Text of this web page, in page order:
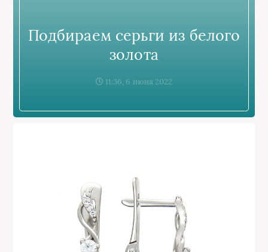
Подбираем серьги из белого
золота
11:36, 6 июня 2022